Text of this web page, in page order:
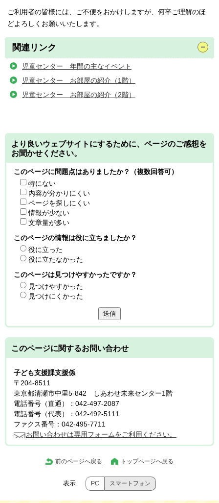
ご利用者の皆様には、ご不便をおかけしますが、何卒ご理解のほ
どよろしくお願いいたします。
関連リンク
児童センター 年間の主なイベント
児童センター お部屋の紹介（1階）
児童センター お部屋の紹介（2階）
より良いウェブサイトにするために、ページのご感想を
お聞かせください。
このページに問題点はありましたか？（複数回答可）
特にない
内容が分かりにくい
ページを探しにくい
情報が少ない
文章量が多い
このページの情報は役に立ちましたか？
役に立った
役に立たなかった
このページは見つけやすかったですか？
見つけやすかった
見つけにくかった
送信
このページに関するお問い合わせ
子ども支援課支援係
〒204-8511
東京都清瀬市中里5-842 しあわせ未来センター1階
電話番号（直通）：042-497-2087
電話番号（代表）：042-492-5111
ファクス番号：042-495-7711
お問い合わせは専用フォームをご利用ください。
前のページへ戻る トップページへ戻る
表示 PC スマートフォン